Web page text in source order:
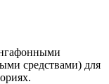
средствами) для